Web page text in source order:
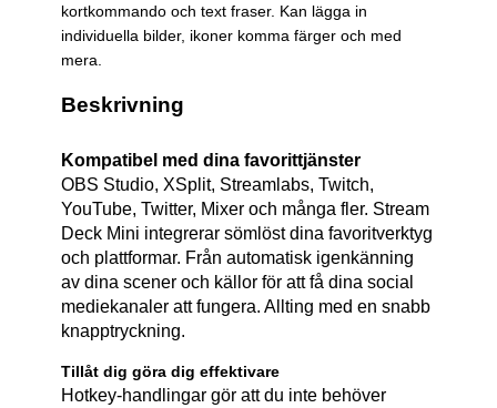
kortkommando och text fraser. Kan lägga in
individuella bilder, ikoner komma färger och med
mera.
Beskrivning
Kompatibel med dina favorittjänster
OBS Studio, XSplit, Streamlabs, Twitch,
YouTube, Twitter, Mixer och många fler. Stream
Deck Mini integrerar sömlöst dina favoritverktyg
och plattformar. Från automatisk igenkänning
av dina scener och källor för att få dina social
mediekanaler att fungera. Allting med en snabb
knapptryckning.
Tillåt dig göra dig effektivare
Hotkey-handlingar gör att du inte behöver